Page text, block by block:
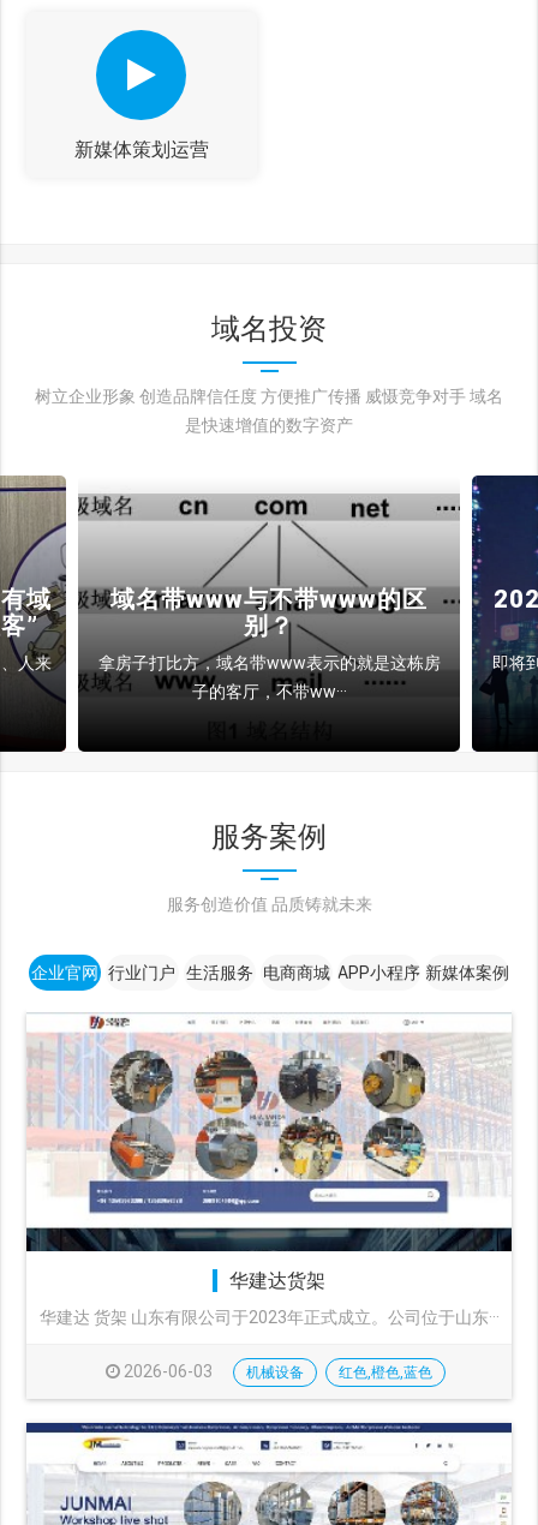
新媒体策划运营
域名投资
树立企业形象 创造品牌信任度 方便推广传播 威慑竞争对手 域名
是快速增值的数字资产
域
”
人来
域名带www与不带www的区
别？
拿房子打比方，域名带www表示的就是这栋房
子的客厅，不带ww···
即将
服务案例
服务创造价值 品质铸就未来
企业官网 行业门户 生活服务 电商商城 APP小程序 新媒体案例
华建达货架
华建达 货架 山东有限公司于2023年正式成立。公司位于山东···
2026-06-03 机械设备 红色,橙色,蓝色